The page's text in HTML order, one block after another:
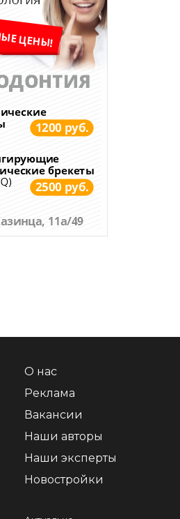
О нас
Реклама
Вакансии
Наши авторы
Наши эксперты
Новостройки